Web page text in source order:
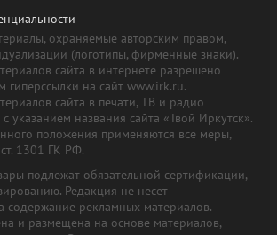
охраняемые авторским правом,
(логотипы, фирменные знаки).
сайта в интернете разрешено
гиперссылки на сайт www.irk.ru.
сайта в печати, ТВ и радио
указанием названия сайта «Твой Иркутск».
положения применяются все меры,
1301 ГК РФ.
подлежат обязательной сертификации,
Редакция не несет
содержание рекламных материалов.
и размещена на основе материалов,